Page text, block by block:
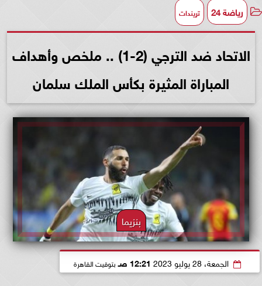
رياضة 24 تريندات
الاتحاد ضد الترجي (2-1) .. ملخص وأهداف
المباراة المثيرة بكأس الملك سلمان
بنزيما
الجمعة، 28 يوليو 2023 12:21 صـ بتوقيت القاهرة